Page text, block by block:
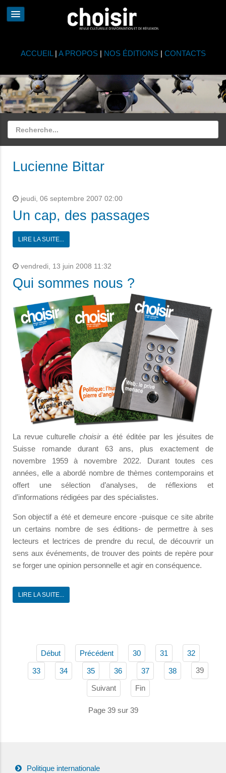
ACCUEIL | A PROPOS| NOS ÉDITIONS| CONTACTS
Lucienne Bittar
jeudi, 06 septembre 2007 02:00
Un cap, des passages
LIRE LA SUITE...
vendredi, 13 juin 2008 11:32
Qui sommes nous ?
La revue culturellechoisira été éditée par les jésuites de
Suisse romande durant 63 ans, plus exactement de
novembre 1959 à novembre 2022. Durant toutes ces
années, elle a abordé nombre de thèmes contemporains et
offert une sélection d’analyses, de réflexions et
d’informations rédigées par des spécialistes.
Son objectif a été et demeure encore -puisque ce site abrite
un certains nombre de ses éditions- de permettre à ses
lecteurs et lectrices de prendre du recul, de découvrir un
sens aux événements, de trouver des points de repère pour
se forger une opinion personnelle et agir en conséquence.
LIRE LA SUITE...
Début Précédent 30 31 32
33 34 35 36 37 38 39
Suivant Fin
Page 39 sur 39
Politique internationale